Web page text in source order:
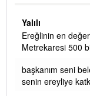
Yalılı
Ereğlinin en
Metrekaresi 500
başkanım seni
senin ereyliye